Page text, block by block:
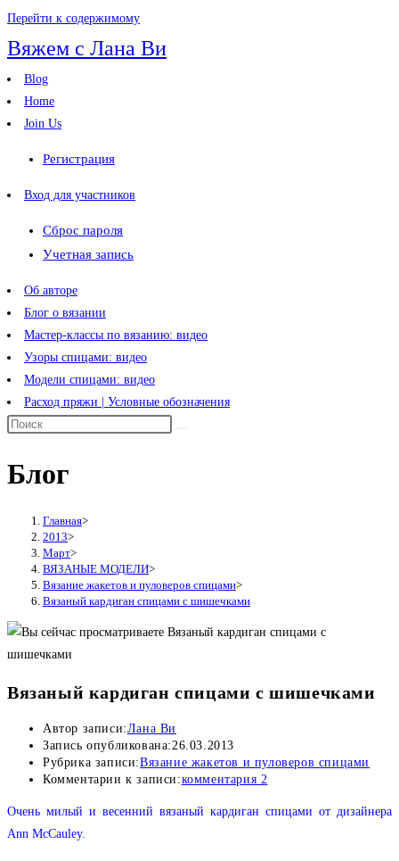
Перейти к содержимому
Вяжем с Лана Ви
Blog
Home
Join Us
Регистрация
Вход для участников
Сброс пароля
Учетная запись
Об авторе
Блог о вязании
Мастер-классы по вязанию: видео
Узоры спицами: видео
Модели спицами: видео
Расход пряжи | Условные обозначения
Блог
Главная>
2013>
Март>
ВЯЗАНЫЕ МОДЕЛИ>
Вязание жакетов и пуловеров спицами>
Вязаный кардиган спицами с шишечками
Вязаный кардиган спицами с шишечками
Автор записи:Лана Ви
Запись опубликована:26.03.2013
Рубрика записи:Вязание жакетов и пуловеров спицами
Комментарии к записи:комментария 2
Очень милый и весенний вязаный кардиган спицами от дизайнера
Ann McCauley.